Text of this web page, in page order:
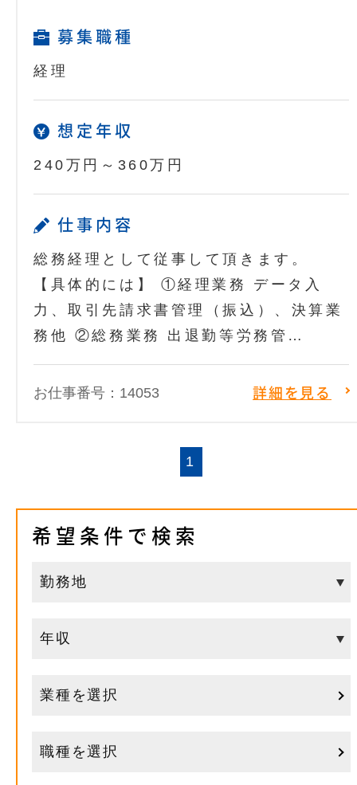
募集職種
経理
想定年収
240万円～360万円
仕事内容
総務経理として従事して頂きます。
【具体的には】 ①経理業務 データ入
力、取引先請求書管理（振込）、決算業
務他 ②総務業務 出退勤等労務管…
お仕事番号：14053 詳細を見る
1
希望条件で検索
業種を選択
職種を選択